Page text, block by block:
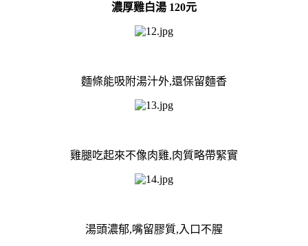
濃厚雞白湯 120元
麵條能吸附湯汁外,還保留麵香
雞腿吃起來不像肉雞,肉質略帶緊實
湯頭濃郁,嘴留膠質,入口不腥